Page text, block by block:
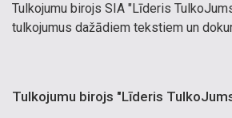
Tulkojumu birojs SIA "Līderis
tulkojumus dažādiem tekstiem un
Tulkojumu birojs "Līderis